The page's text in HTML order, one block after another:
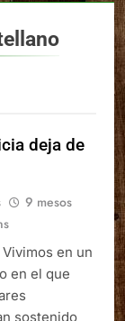
deja de
9 mesos
en un
en el que
sostenido